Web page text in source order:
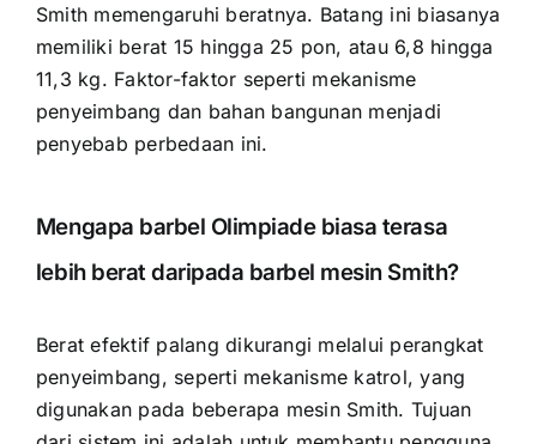
Smith memengaruhi beratnya. Batang ini biasanya
memiliki berat 15 hingga 25 pon, atau 6,8 hingga
11,3 kg. Faktor-faktor seperti mekanisme
penyeimbang dan bahan bangunan menjadi
penyebab perbedaan ini.
Mengapa barbel Olimpiade biasa terasa
lebih berat daripada barbel mesin Smith?
Berat efektif palang dikurangi melalui perangkat
penyeimbang, seperti mekanisme katrol, yang
digunakan pada beberapa mesin Smith. Tujuan